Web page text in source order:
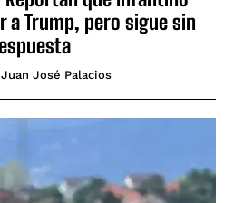
Trump, pero sigue sin
Juan José Palacios